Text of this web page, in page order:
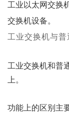
工业以太网交换
交换机设备。
工业交换机与
工业交换机和普
上。
功能上的区别主